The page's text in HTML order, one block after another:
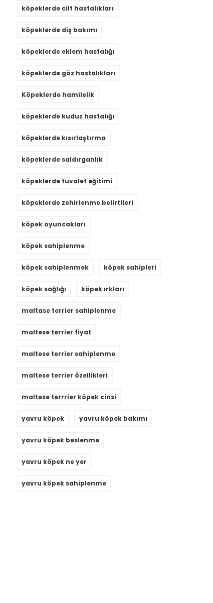
köpeklerde cilt hastalıkları
köpeklerde diş bakımı
köpeklerde eklem hastalığı
köpeklerde göz hastalıkları
Köpeklerde hamilelik
köpeklerde kuduz hastalığı
köpeklerde kısırlaştırma
köpeklerde saldırganlık
köpeklerde tuvalet eğitimi
köpeklerde zehirlenme belirtileri
köpek oyuncakları
köpek sahiplenme
köpek sahiplenmek köpek sahipleri
köpek sağlığı köpek ırkları
maltase terrier sahiplenme
maltese terrier fiyat
maltese terrier sahiplenme
maltese terrier özellikleri
maltese terrrier köpek cinsi
yavru köpek yavru köpek bakımı
yavru köpek beslenme
yavru köpek ne yer
yavru köpek sahiplenme